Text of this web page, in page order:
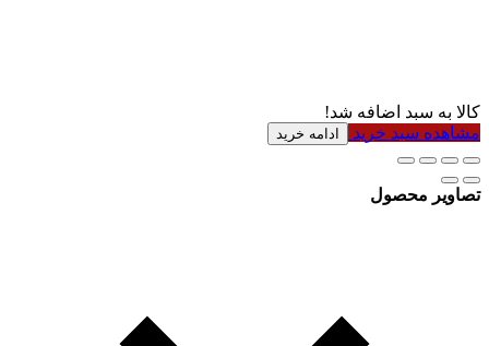
کالا به سبد اضافه شد!
مشاهده سبد خرید
ادامه خرید
تصاویر محصول